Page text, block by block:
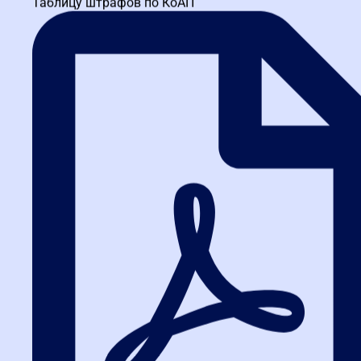
внедрении ЭДО и как их
избежать
Даже опытные компании допускают промахи. Вот топ-5 ошибок,
Сотрудники не знают,
реквизитах. Решение: отправьте команду на
— там учат не только теории, но и
Ошибка 2: Игнорирование интеграции с ЕИС.
не синхронизируется с ЕИС, вы будете тратить время на
ручной ввод данных. Проверьте совместимость до
Ошибка 3: Отсутствие резервного плана.
Если сервер ЭДО упал в день подписания контракта, у вас
должен быть запасной вариант — например, подписание
через личный кабинет ЕИС.
Ошибка 4: Неправильный выбор тарифа.
Многие
покупают дорогие пакеты с ненужными функциями или,
наоборот, экономят на объемах. Посчитайте реальное